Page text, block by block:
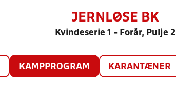
JERNLØSE BK
Kvindeserie 1 - Forår, Pulje 2
KAMPPROGRAM KARANTÆNER